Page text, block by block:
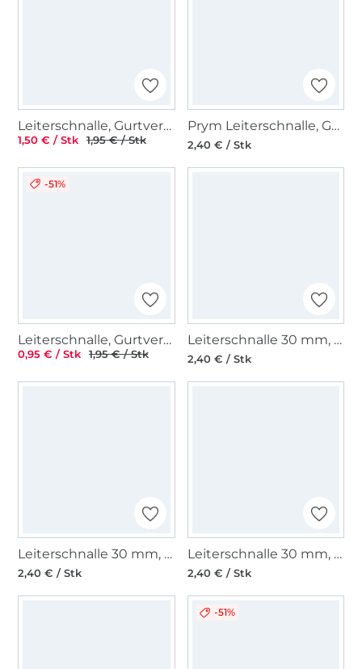
Leiterschnalle, Gurtversteller Metall 25 mm, glänzend anthrazit
1,50 € / Stk 1,95 € / Stk
Prym Leiterschnalle, Gurtversteller 30mm, silber
2,40 € / Stk
-51%
Leiterschnalle, Gurtversteller Metall 25 mm, altgold
0,95 € / Stk 1,95 € / Stk
Leiterschnalle 30 mm, altgold
2,40 € / Stk
Leiterschnalle 30 mm, gold
2,40 € / Stk
Leiterschnalle 30 mm, gunmetal
2,40 € / Stk
-51%